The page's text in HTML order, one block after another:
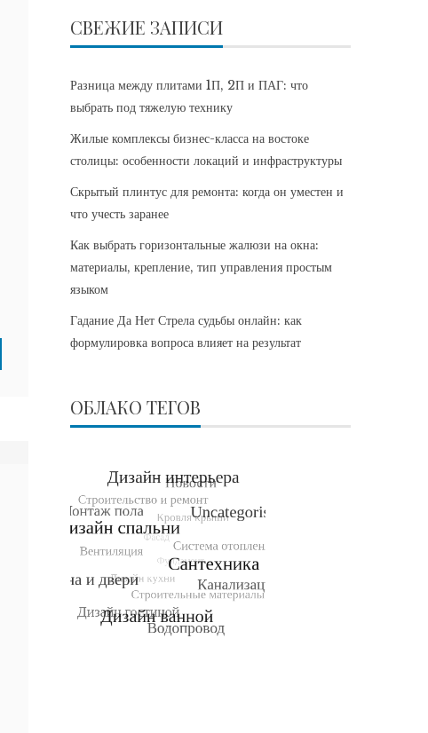
СВЕЖИЕ ЗАПИСИ
Разница между плитами 1П, 2П и ПАГ: что
выбрать под тяжелую технику
Жилые комплексы бизнес-класса на востоке
столицы: особенности локаций и инфраструктуры
Скрытый плинтус для ремонта: когда он уместен и
что учесть заранее
Как выбрать горизонтальные жалюзи на окна:
материалы, крепление, тип управления простым
языком
Гадание Да Нет Стрела судьбы онлайн: как
формулировка вопроса влияет на результат
ОБЛАКО ТЕГОВ